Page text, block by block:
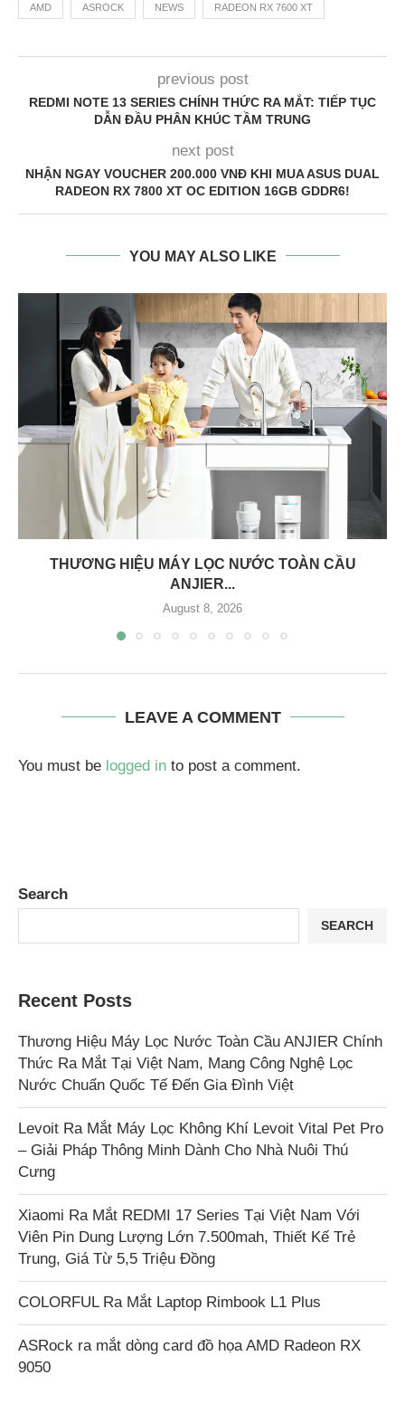
AMD ASROCK NEWS RADEON RX 7600 XT
previous post
REDMI NOTE 13 SERIES CHÍNH THỨC RA MẮT: TIẾP TỤC
DẪN ĐẦU PHÂN KHÚC TẦM TRUNG
next post
NHẬN NGAY VOUCHER 200.000 VNĐ KHI MUA ASUS DUAL
RADEON RX 7800 XT OC EDITION 16GB GDDR6!
YOU MAY ALSO LIKE
THƯƠNG HIỆU MÁY LỌC NƯỚC TOÀN CẦU
ANJIER...
August 8, 2026
LEAVE A COMMENT
You must be logged in to post a comment.
Search
SEARCH
Recent Posts
Thương Hiệu Máy Lọc Nước Toàn Cầu ANJIER Chính
Thức Ra Mắt Tại Việt Nam, Mang Công Nghệ Lọc
Nước Chuẩn Quốc Tế Đến Gia Đình Việt
Levoit Ra Mắt Máy Lọc Không Khí Levoit Vital Pet Pro
– Giải Pháp Thông Minh Dành Cho Nhà Nuôi Thú
Cưng
Xiaomi Ra Mắt REDMI 17 Series Tại Việt Nam Với
Viên Pin Dung Lượng Lớn 7.500mah, Thiết Kế Trẻ
Trung, Giá Từ 5,5 Triệu Đồng
COLORFUL Ra Mắt Laptop Rimbook L1 Plus
ASRock ra mắt dòng card đồ họa AMD Radeon RX
9050